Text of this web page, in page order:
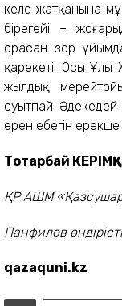
келе жатқанына
бірегейі –
орасан зор
қарекеті. Осы Ұлы
жылдық
суытпай Әдекеңдей
ерен еңбегін
Тоқтарбай
ҚР АШМ
Панфилов
qazaquni.kz